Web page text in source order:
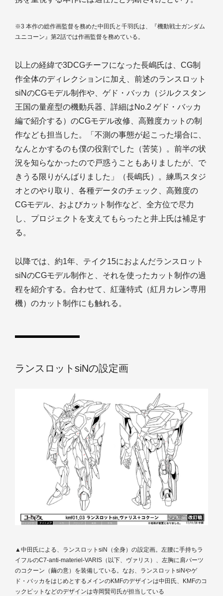
※3 本作の総作画監督を務めた中田氏と千羽氏は、『機動戦士ガンダム
ユニコーン』第2話では作画監督を務めている。
以上の経緯で3DCGチーフになった長嶋氏は、CG制
作全体のディレクションに加え、前述のランスロット
siNのCGモデル制作や、ゲド・バッカ（ジルクスタン
王国の量産型の機動兵器、詳細はNo.2 ゲド・バッカ
編で紹介する）のCGモデル改修、高難度カットの制
作なども担当した。「不測の事態が起こった場合に、
なんとかするのも僕の役割でした（苦笑）。前半の状
況を知らなかったので戸惑うこともありましたが、で
きうる限りがんばりました」（長嶋氏）。練馬スタジ
オとのやり取り、各種データのチェック、高難度の
CGモデル、およびカット制作など、全方位で尽力
し、プロジェクトを支えてもらったと井上氏は補足す
る。
以降では、約1年、テイク15におよんだランスロット
siNのCGモデル制作と、それを使ったカット制作の過
程を紹介する。合わせて、紅蓮特式（紅月カレン専用
機）のカット制作にも触れる。
ランスロットsiNの設定画
▲中田氏による、ランスロットsiN（全身）の設定画。左腰に手持ちラ
イフルのC7-anti-materiel-VARIS（以下、ヴァリス）、左胸に肩パーツ
のコクーン（繭の意）を装備している。なお、ランスロットsiNやゲ
ド・バッカをはじめとするメインのKMFのデザインは中田氏、KMFのコ
ックピットなどのデザインは寺岡賢司氏が担当している